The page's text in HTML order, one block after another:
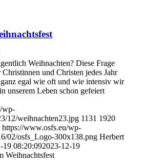
Weihnachten? Diese Frage
und Christen jedes Jahr
egal wie oft und wie intensiv wir
unserem Leben schon gefeiert
wp-
12/weihnachten23.jpg 1131 1920
https://www.osfs.eu/wp-
02/osfs_Logo-300x138.png Herbert
19 08:20:092023-12-19
Weihnachtsfest